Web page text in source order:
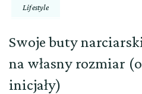
Lifestyle
Swoje buty
na własny rozmiar
inicjały)